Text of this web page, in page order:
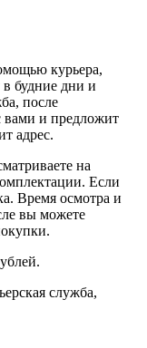
курьера,
в будние дни и
после
вами и предложит
адрес.
на
Если
Время осмотра и
вы можете
служба,